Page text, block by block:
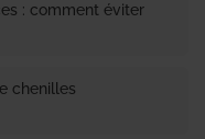
: comment éviter
chenilles